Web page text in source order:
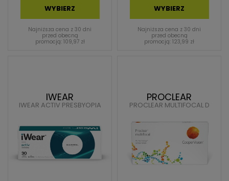
WYBIERZ
Najniższa cena z 30 dni
przed obecną
promocją: 109,97 zł
WYBIERZ
Najniższa cena z 30 dni
przed obecną
promocją: 123,99 zł
IWEAR
IWEAR ACTIV PRESBYOPIA
PROCLEAR
PROCLEAR MULTIFOCAL D